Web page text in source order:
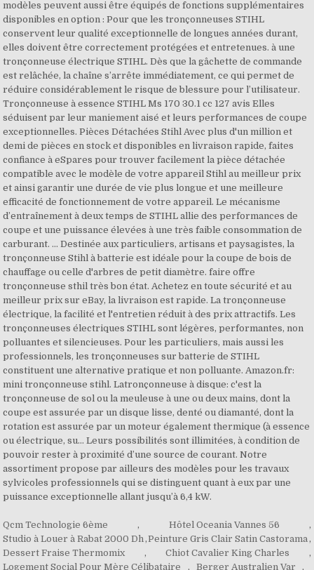
Qcm Technologie 6ème , Hôtel Oceania Vannes 56
,
Studio à Louer à Rabat 2000 Dh,Peinture Gris Clair Satin Castorama,
Dessert Fraise Thermomix
, Chiot Cavalier King Charles
,
Logement Social Pour Mère Célibataire
, Berger Australien Var ,